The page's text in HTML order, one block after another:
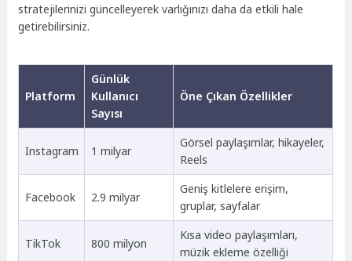
stratejilerinizi güncelleyerek varlığınızı daha da etkili hale
getirebilirsiniz.
Platform
Günlük
Kullanıcı
Sayısı
Öne Çıkan Özellikler
Instagram 1 milyar
Görsel paylaşımlar, hikayeler,
Reels
Facebook 2.9 milyar
Geniş kitlelere erişim,
gruplar, sayfalar
TikTok 800 milyon
Kısa video paylaşımları,
müzik ekleme özelliği